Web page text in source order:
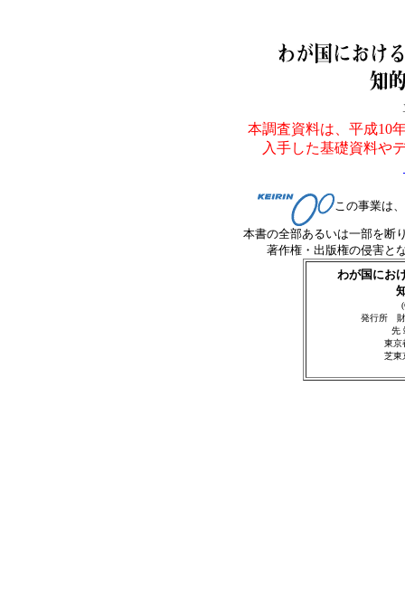
本調査資料は、平成10
入手した基礎資料や
この事業は
本書の全部あるいは一部を断
著作権・出版権の侵害と
わが国にお
発行所 財
先
東京
芝東